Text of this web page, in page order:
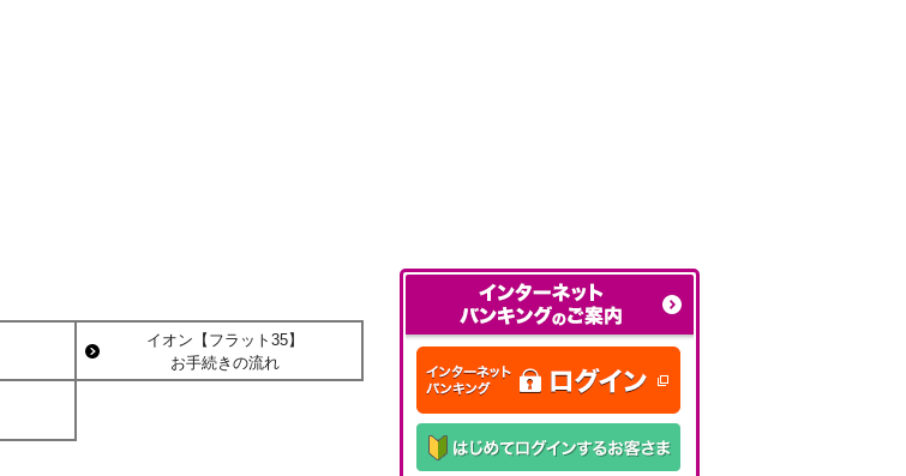
イオン【フラット35】
お手続きの流れ